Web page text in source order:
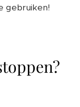
gebruiken!